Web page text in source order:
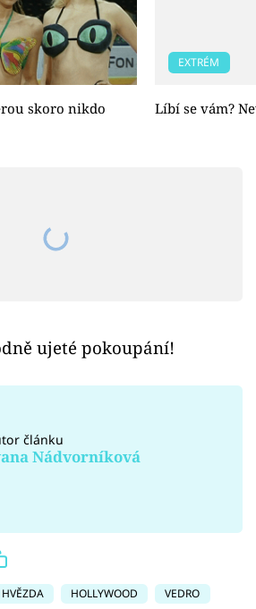
skoro nikdo
EXTRÉM
Líbí se vám?
ujeté pokoupání!
článku
Nádvorníková
HVĚZDA HOLLYWOOD VEDRO